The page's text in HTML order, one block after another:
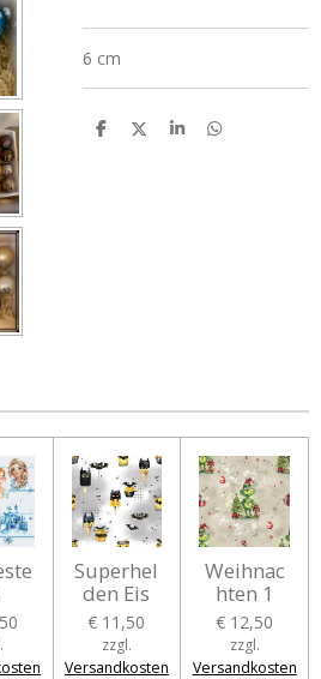
6 cm
T
T
T
T
Superhel
den Eis
€ 11,50
zzgl.
Versandkosten
Weihnac
hten 1
€ 12,50
zzgl.
Versandkosten